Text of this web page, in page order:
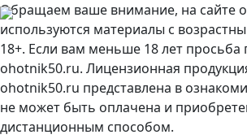
Обращаем ваше внимание, на сайте
используются материалы с
18+. Если вам меньше 18 лет просьба
ohotnik50.ru. Лицензионная
ohotnik50.ru представлена в
не может быть оплачена и
дистанционным способом.